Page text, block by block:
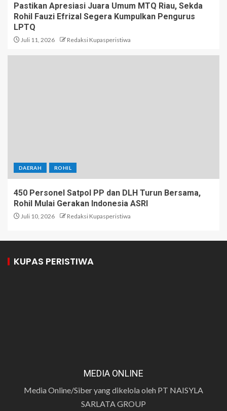
Pastikan Apresiasi Juara Umum MTQ Riau, Sekda
Rohil Fauzi Efrizal Segera Kumpulkan Pengurus
LPTQ
Juli 11, 2026 Redaksi Kupasperistiwa
DAERAH ROHIL
450 Personel Satpol PP dan DLH Turun Bersama,
Rohil Mulai Gerakan Indonesia ASRI
Juli 10, 2026 Redaksi Kupasperistiwa
KUPAS PERISTIWA
MEDIA ONLINE
Media Online/Siber yang dikelola oleh PT NAISYLA
SARLATA GROUP